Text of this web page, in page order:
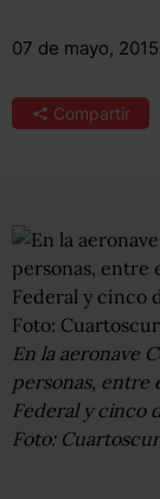
07 de mayo, 2015
Compartir
En la aeronave
personas, entre
Federal y cinco
Foto: